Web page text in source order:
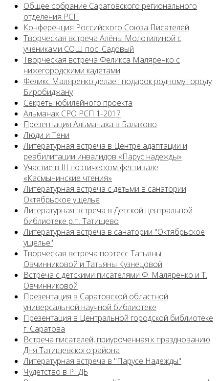
Общее собрание Саратовского регионального
отделения РСП
Конференция Российского Союза Писателей
Творческая встреча Алёны Молотилиной с
учениками СОШ пос. Садовый
Творческая встреча Феликса Маляренко с
нижегородскими кадетами
Феликс Маляренко делает подарок родному городу
Биробиджану
Секреты юбилейного проекта
Альманах СРО РСП 1-2017
Презентация Альманаха в Балаково
Люди и Тени
Литературная встреча в Центре адаптации и
реабилитации инвалидов «Парус надежды»
Участие в III поэтическом фестивале
«Касмынинские чтения»
Литературная встреча с детьми в санатории
Октябрьское ущелье
Литературная встреча в Детской центральной
библиотеке р.п. Татищево
Литературная встреча в санатории "Октябрьское
ущелье"
Творческая встреча поэтесс Татьяны
Овчинниковой и Татьяны Кузнецовой
Встреча с детскими писателями Ф. Маляренко и Т.
Овчинниковой
Презентация в Саратовской областной
универсальной научной библиотеке
Презентация в Центральной городской библиотеке
г. Саратова
Встреча писателей, приуроченная к празднованию
Дня Татищевского района
Литературная встреча в "Парусе Надежды"
Чудетство в РГДБ